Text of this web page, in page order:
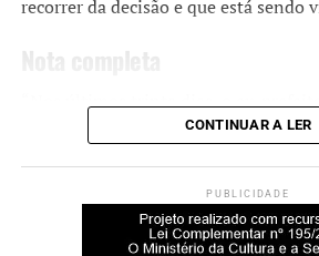
Para os ministros, o conjunto de
Segundo a acusação, o assassinato
política. A atuação de Marielle Franco
pautas que contrariavam interesses
Brazão — incluindo a regularização
de milícias no Rio de Janeiro — teria
para a execução.
recorrer da decisão e que está sendo
“Nos últimos trinta dias, o ex-prefeito
absolvido em quatro ações de
Contratação de Instituições
Escolas Municipais.
CONTINUAR A LER
PUBLICIDADE